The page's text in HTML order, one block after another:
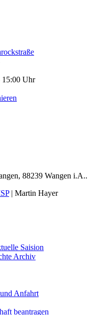
15:00 Uhr
88239 Wangen i.A..
| Martin Hayer
Saision
Archiv
Anfahrt
beantragen